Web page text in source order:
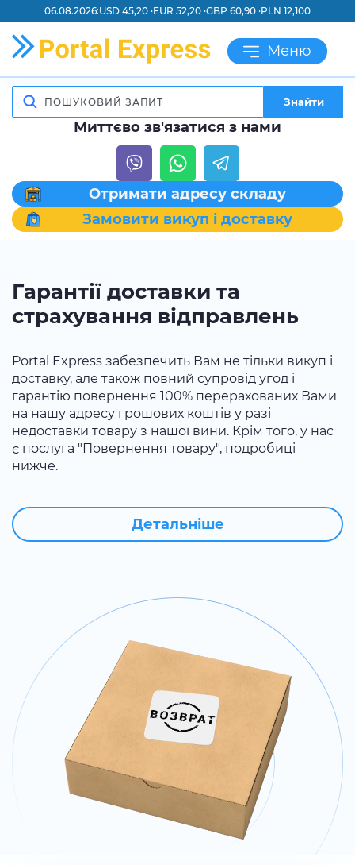
06.08.2026:USD 45,20 ·EUR 52,20 ·GBP 60,90 ·PLN 12,100
Меню
Знайти
Миттєво зв'язатися з нами
Отримати адресу складу
Замовити викуп і доставку
Гарантії доставки та
страхування відправлень
Portal Express забезпечить Вам не тільки викуп і
доставку, але також повний супровід угод і
гарантію повернення 100% перерахованих Вами
на нашу адресу грошових коштів у разі
недоставки товару з нашої вини. Крім того, у нас
є послуга "Повернення товару", подробиці
нижче.
Детальніше